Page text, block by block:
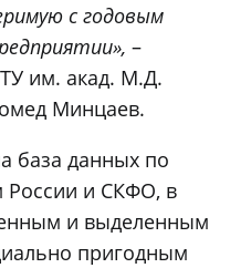
с годовым
–
им. акад. М.Д.
Минцаев.
база данных по
России и СКФО, в
и выделенным
пригодным